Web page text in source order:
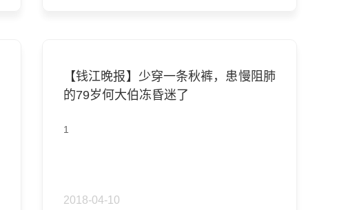
【钱江晚报】少穿一条秋裤，患慢阻肺
的79岁何大伯冻昏迷了
1
2018-04-10